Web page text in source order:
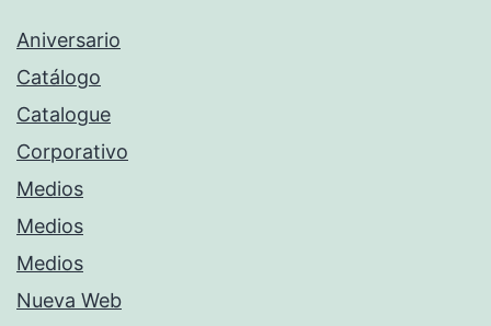
Aniversario
Catálogo
Catalogue
Corporativo
Medios
Medios
Medios
Nueva Web